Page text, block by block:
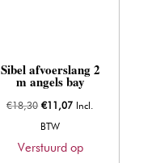
Sibel afvoerslang 2
m angels bay
€18,30 Oorspronkelijke
prijs
was:
€11,07Huidige
is:
Incl.
BTW
Verstuurd op